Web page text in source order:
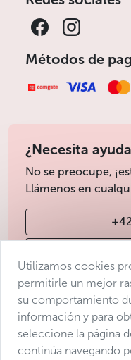
Métodos de
¿Necesita
No se preocupe,
Llámenos en
Condiciones de venta
Protección de datos
Declaración de
Utilizamos cookies
permitirle un mejor
su comportamiento
información y para
seleccione la página
continúa navegando